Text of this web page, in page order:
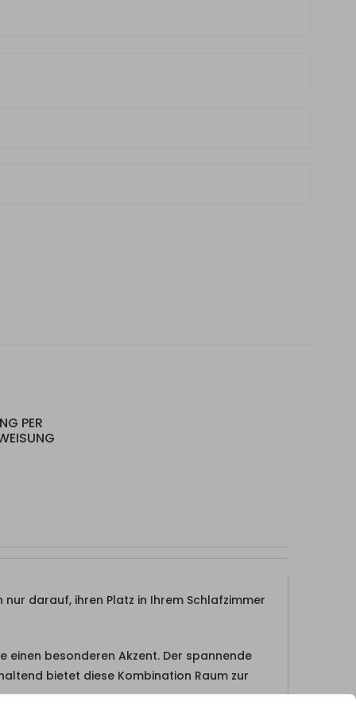
PER
darauf, ihren Platz in Ihrem Schlafzimmer
besonderen Akzent. Der spannende
bietet diese Kombination Raum zur